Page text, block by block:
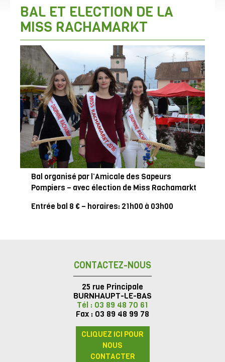
BAL ET ELECTION DE LA
MISS RACHAMARKT
Bal organisé par l’Amicale des Sapeurs
Pompiers – avec élection de Miss Rachamarkt
Entrée bal 8 € – horaires: 21h00 à 03h00
CONTACTEZ-NOUS
25 rue Principale
BURNHAUPT-LE-BAS
Tél : 03 89 48 70 61
Fax : 03 89 48 99 78
CLIQUEZ ICI POUR
NOUS
CONTACTER